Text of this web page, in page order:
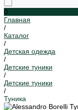
0
Главная
/
Каталог
/
Детская одежда
/
Детские туники
/
Детские туники
/
Туника